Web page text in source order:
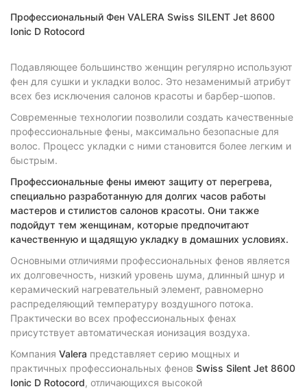
Профессиональный Фен VALERA Swiss SILENT Jet 8600
Ionic D Rotocord
Подавляющее большинство женщин регулярно используют
фен для сушки и укладки волос. Это незаменимый атрибут
всех без исключения салонов красоты и барбер-шопов.
Современные технологии позволили создать качественные
профессиональные фены, максимально безопасные для
волос. Процесс укладки с ними становится более легким и
быстрым.
Профессиональные фены имеют защиту от перегрева,
специально разработанную для долгих часов работы
мастеров и стилистов салонов красоты. Они также
подойдут тем женщинам, которые предпочитают
качественную и щадящую укладку в домашних условиях.
Основными отличиями профессиональных фенов является
их долговечность, низкий уровень шума, длинный шнур и
керамический нагревательный элемент, равномерно
распределяющий температуру воздушного потока.
Практически во всех профессиональных фенах
присутствует автоматическая ионизация воздуха.
Компания Valera представляет серию мощных и
практичных профессиональных фенов Swiss Silent Jet 8600
Ionic D Rotocord, отличающихся высокой